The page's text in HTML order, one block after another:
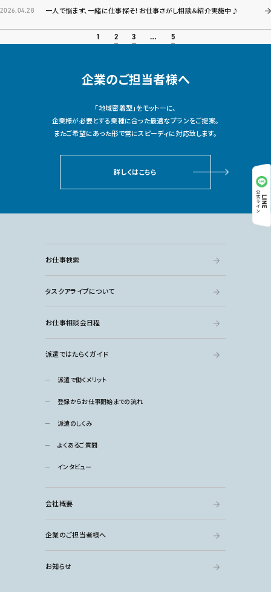
2026.04.28 一人で悩まず、一緒に仕事探そ！お仕事さがし相談＆紹介実施中♪
1 2 3 … 5
企業のご担当者様へ
「地域密着型」をモットーに、
企業様が必要とする業種に合った最適なプランをご提案。
またご希望にあった形で常にスピーディに対応致します。
詳しくはこちら
お仕事検索
タスクアライブについて
お仕事相談会日程
派遣ではたらくガイド
派遣で働くメリット
登録からお仕事開始までの流れ
派遣のしくみ
よくあるご質問
インタビュー
会社概要
企業のご担当者様へ
お知らせ